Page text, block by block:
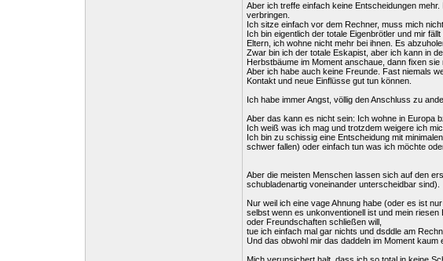
Aber ich treffe einfach keine Entscheidungen
verbringen.
Ich sitze einfach vor dem Rechner, muss mich
Ich bin eigentlich der totale Eigenbrötler und mir
Eltern, ich wohne nicht mehr bei ihnen. Es
Zwar bin ich der totale Eskapist, aber ich kann in
Herbstbäume im Moment anschaue, dann fixen sie
Aber ich habe auch keine Freunde. Fast niemals
Kontakt und neue Einflüsse gut tun können.
Ich habe immer Angst, völlig den Anschluss zu
Aber das kann es nicht sein: Ich wohne in Europa
Ich weiß was ich mag und trotzdem weigere ich
Ich bin zu schissig eine Entscheidung mit
schwer fallen) oder einfach tun was ich möchte
Aber die meisten Menschen lassen sich auf den
schubladenartig voneinander unterscheidbar sind).
Nur weil ich eine vage Ahnung habe (oder es ist
selbst wenn es unkonventionell ist und mein
oder Freundschaften schließen will,
tue ich einfach mal gar nichts und dsddle am
Und das obwohl mir das daddeln im Moment kaum